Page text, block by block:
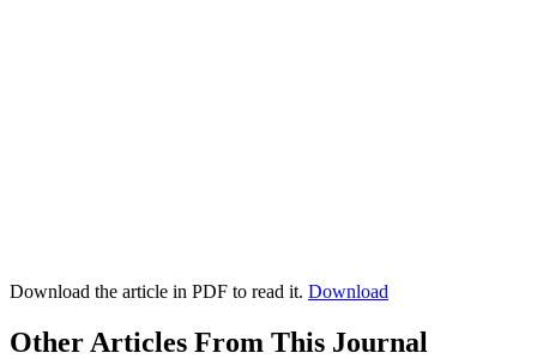
Download the article in PDF to read it. Download
Other Articles From This Journal